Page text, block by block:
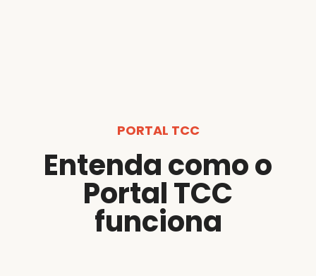
PORTAL TCC
Entenda como o
Portal TCC
funciona